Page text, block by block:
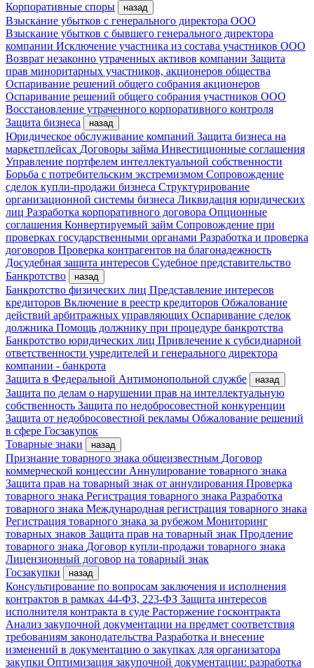
Корпоративные споры
назад
Взыскание убытков с генерального директора ООО
Взыскание убытков с бывшего генерального директора
компании Исключение участника из состава участников ООО
Возврат незаконно утраченных активов компании Защита
прав миноритарных участников, акционеров общества
Оспаривание решений общего собрания акционеров
Оспаривание решений общего собрания участников ООО
Восстановление утраченного корпоративного контроля
Защита бизнеса
назад
Юридическое обслуживание компаний Защита бизнеса на
маркетплейсах Договоры займа Инвестиционные соглашения
Управление портфелем интеллектуальной собственности
Борьба с потребительским экстремизмом Сопровождение
сделок купли-продажи бизнеса Структурирование
организационной системы бизнеса Ликвидация юридических
лиц Разработка корпоративного договора Опционные
соглашения Конвертируемый займ Сопровождение при
проверках государственными органами Разработка и проверка
договоров Проверка контрагентов на благонадежность
Досудебная защита интересов Судебное представительство
Банкротство
назад
Банкротство физических лиц Представление интересов
кредиторов Включение в реестр кредиторов Обжалование
действий арбитражных управляющих Оспаривание сделок
должника Помощь должнику при процедуре банкротства
Банкротство юридических лиц Привлечение к субсидиарной
ответственности учредителей и генерального директора
компании - банкрота
Защита в Федеральной Антимонопольной службе
назад
Защита по делам о нарушении прав на интеллектуальную
собственность Защита по недобросовестной конкуренции
Защита от недобросовестной рекламы Обжалование решений
в сфере Госзакупок
Товарные знаки
назад
Признание товарного знака общеизвестным Договор
коммерческой концессии Аннулирование товарного знака
Защита прав на товарный знак от аннулирования Проверка
товарного знака Регистрация товарного знака Разработка
товарного знака Международная регистрация товарного знака
Регистрация товарного знака за рубежом Мониторинг
товарных знаков Защита прав на товарный знак Продление
товарного знака Договор купли-продажи товарного знака
Лицензионный договор на товарный знак
Госзакупки
назад
Консультирование по вопросам заключения и исполнения
контрактов в рамках 44-ФЗ, 223-ФЗ Защита интересов
исполнителя контракта в суде Расторжение госконтракта
Анализ закупочной документации на предмет соответствия
требованиям законодательства Разработка и внесение
изменений в документацию о закупках для организатора
закупки Оптимизация закупочной документации: разработка